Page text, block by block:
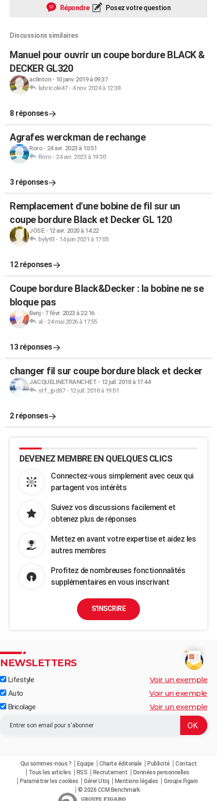
Répondre Posez votre question
Discussions similaires
Manuel pour ouvrir un coupe bordure BLACK &
DECKER GL320
aclinton- 10 janv. 2019 à 09:37
labricole47- 4 nov. 2024 à 12:38
8 réponses
Agrafes werckman de rechange
Roro- 24 avr. 2023 à 10:51
Roro- 24 avr. 2023 à 19:30
3 réponses
Remplacement d'une bobine de fil sur un
coupe bordure Black et Decker GL 120
JOSE- 12 avr. 2020 à 14:22
byly93- 14 juin 2021 à 17:05
12 réponses
Coupe bordure Black&Decker : la bobine ne se
bloque pas
Benj- 7 févr. 2023 à 22:16
al - 24 mai 2026 à 17:55
13 réponses
changer fil sur coupe bordure black et decker
JACQUELINETRANCHET - 12 juil. 2018 à 17:44
stf_jpd87- 12 juil. 2018 à 19:01
2 réponses
DEVENEZ MEMBRE EN QUELQUES CLICS
Connectez-vous simplement avec ceux qui
partagent vos intérêts
Suivez vos discussions facilement et
obtenez plus de réponses
Mettez en avant votre expertise et aidez les
autres membres
Profitez de nombreuses fonctionnalités
supplémentaires en vous inscrivant
S'INSCRIRE
NEWSLETTERS
Lifestyle Voir un exemple
Auto Voir un exemple
Bricolage Voir un exemple
Qui sommes-nous ? Equipe Charte éditoriale Publicité
Contact
Tous les articles
RSS Recrutement
Données personnelles
Paramétrer les cookies
Gérer Utiq Mentions légales
Groupe Figaro
© 2026 CCM Benchmark